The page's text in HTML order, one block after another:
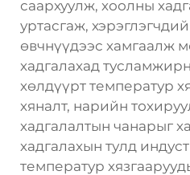
саархуулж, хоолны
уртасгаж,
өвчнүүдээс хамгаалж
хадгалахад
хөлдүүрт температур
хяналт, нарийн
хадгалалтын чанарыг
хадгалахын тулд
температур